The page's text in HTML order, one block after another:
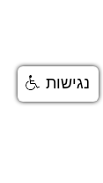
נגישות